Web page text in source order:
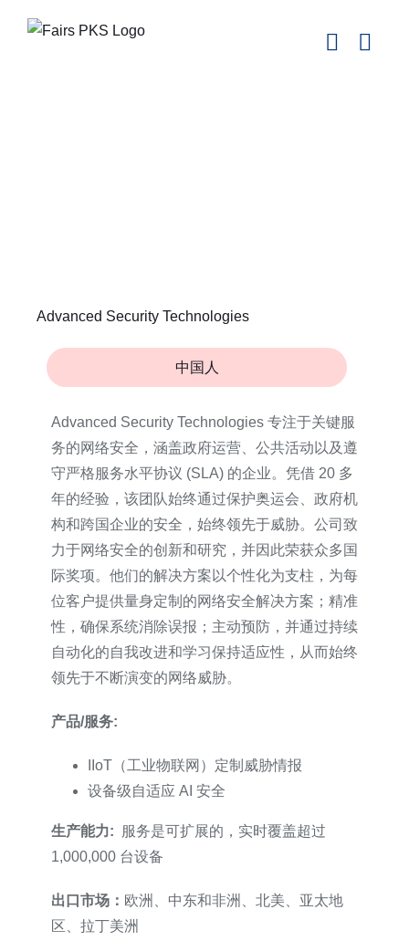
Advanced Security Technologies
中国人
Advanced Security Technologies 专注于关键服
务的网络安全，涵盖政府运营、公共活动以及遵
守严格服务水平协议 (SLA) 的企业。凭借 20 多
年的经验，该团队始终通过保护奥运会、政府机
构和跨国企业的安全，始终领先于威胁。公司致
力于网络安全的创新和研究，并因此荣获众多国
际奖项。他们的解决方案以个性化为支柱，为每
位客户提供量身定制的网络安全解决方案；精准
性，确保系统消除误报；主动预防，并通过持续
自动化的自我改进和学习保持适应性，从而始终
领先于不断演变的网络威胁。
产品/服务:
IIoT（工业物联网）定制威胁情报
设备级自适应 AI 安全
生产能力:
服务是可扩展的，实时覆盖超过
1,000,000 台设备
出口市场： 欧洲、中东和非洲、北美、亚太地
区、拉丁美洲